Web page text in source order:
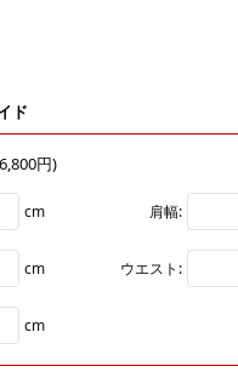
ド
円)
cm 肩幅:
cm ウエスト:
cm